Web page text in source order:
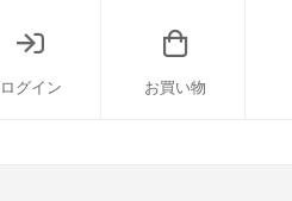
ログイン お買い物